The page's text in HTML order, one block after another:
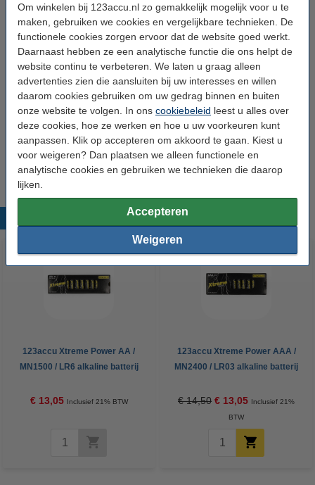
Om winkelen bij 123accu.nl zo gemakkelijk mogelijk voor u te
maken, gebruiken we cookies en vergelijkbare technieken. De
functionele cookies zorgen ervoor dat de website goed werkt.
Daarnaast hebben ze een analytische functie die ons helpt de
website continu te verbeteren. We laten u graag alleen
advertenties zien die aansluiten bij uw interesses en willen
daarom cookies gebruiken om uw gedrag binnen en buiten
onze website te volgen. In ons cookiebeleid leest u alles over
deze cookies, hoe ze werken en hoe u uw voorkeuren kunt
aanpassen. Klik op accepteren om akkoord te gaan. Kiest u
voor weigeren? Dan plaatsen we alleen functionele en
analytische cookies en gebruiken we technieken die daarop
lijken.
Accepteren
Weigeren
Oplaadbaar: Nee
Dit product vervangt partnummers:
A27
ALK27A
B-1
CA22
EL812
G27A
GP27A
K27A
MN27
MS27
R27A
V27GA
VA27GA
VR27
Populaire producten
123accu Xtreme Power AA /
MN1500 / LR6 alkaline batterij
€ 13,05 Inclusief 21% BTW
123accu Xtreme Power AAA /
MN2400 / LR03 alkaline batterij
€ 14,50 € 13,05 Inclusief 21%
BTW